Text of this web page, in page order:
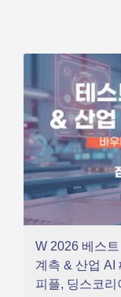
W 2026 베스
계측 & 산업 AI
피플, 딩스코리